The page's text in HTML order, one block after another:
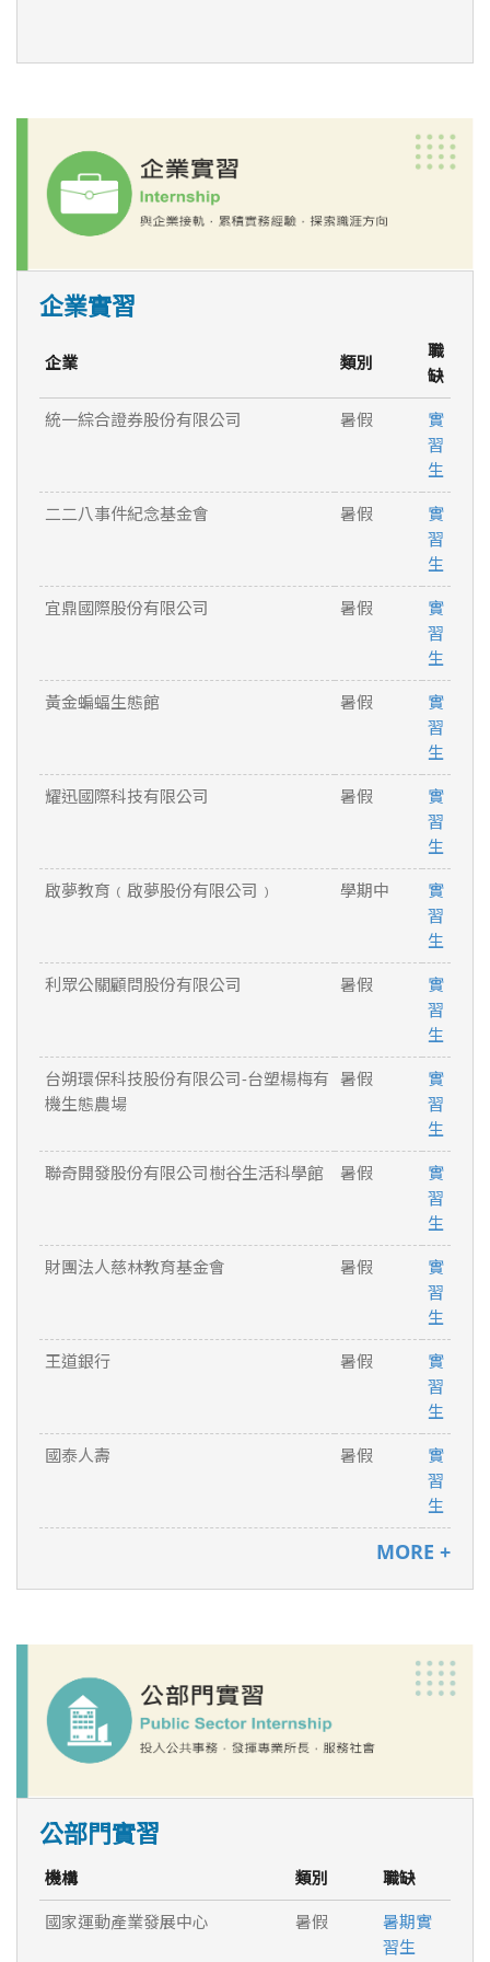
企業實習
企業 類別
職
缺
統一綜合證券股份有限公司
暑假
實
習
生
二二八事件紀念基金會
暑假
實
習
生
宜鼎國際股份有限公司
暑假
實
習
生
黃金蝙蝠生態館
暑假
實
習
生
耀迅國際科技有限公司
暑假
實
習
生
啟夢教育﹙啟夢股份有限公司﹚
學期中
實
習
生
利眾公關顧問股份有限公司
暑假
實
習
生
台朔環保科技股份有限公司-台塑楊梅有
機生態農場
暑假
實
習
生
聯奇開發股份有限公司樹谷生活科學館
暑假
實
習
生
財團法人慈林教育基金會
暑假
實
習
生
王道銀行
暑假
實
習
生
國泰人壽
暑假
實
習
生
MORE +
公部門實習
機構 類別
職缺
國家運動產業發展中心
暑假
暑期實
習生